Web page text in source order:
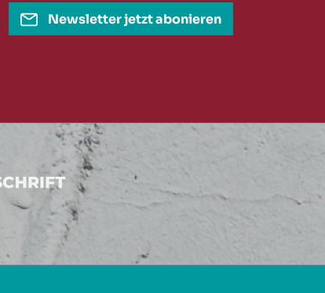
Newsletter jetzt abonieren